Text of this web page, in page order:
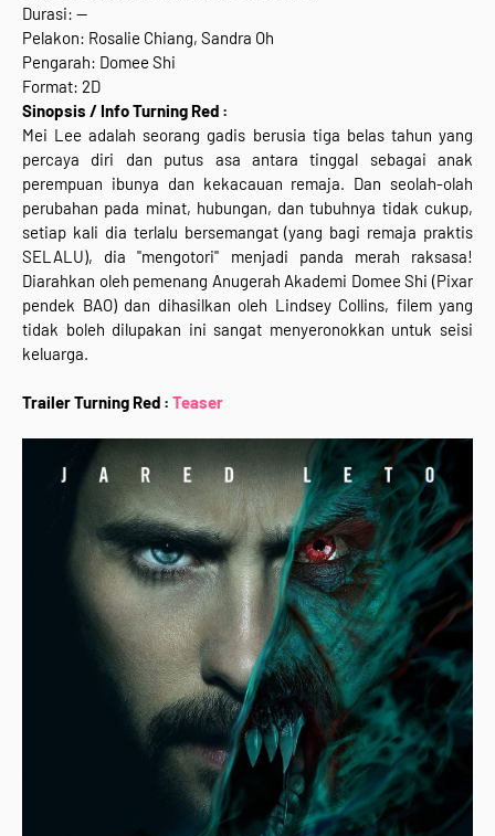
Durasi: --
Pelakon: Rosalie Chiang, Sandra Oh
Pengarah: Domee Shi
Format: 2D
Sinopsis / Info Turning Red :
Mei Lee adalah seorang gadis berusia tiga belas tahun yang
percaya diri dan putus asa antara tinggal sebagai anak
perempuan ibunya dan kekacauan remaja. Dan seolah-olah
perubahan pada minat, hubungan, dan tubuhnya tidak cukup,
setiap kali dia terlalu bersemangat (yang bagi remaja praktis
SELALU), dia "mengotori" menjadi panda merah raksasa!
Diarahkan oleh pemenang Anugerah Akademi Domee Shi (Pixar
pendek BAO) dan dihasilkan oleh Lindsey Collins, filem yang
tidak boleh dilupakan ini sangat menyeronokkan untuk seisi
keluarga.
Trailer Turning Red : Teaser